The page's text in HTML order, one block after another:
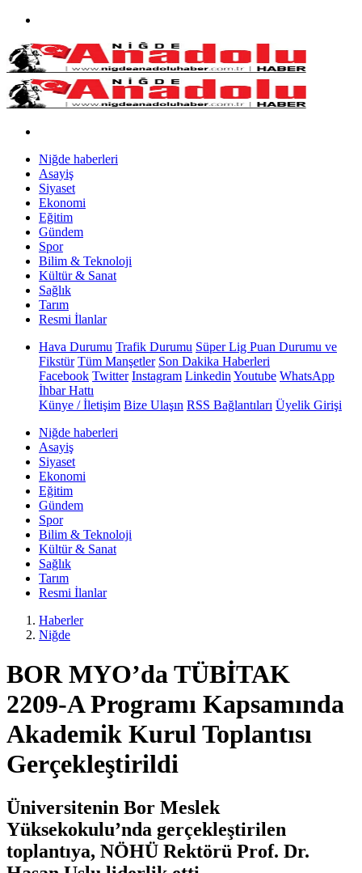
Niğde haberleri
Asayiş
Siyaset
Ekonomi
Eğitim
Gündem
Spor
Bilim & Teknoloji
Kültür & Sanat
Sağlık
Tarım
Resmi İlanlar
Hava Durumu Trafik Durumu Süper Lig Puan Durumu ve
Fikstür Tüm Manşetler Son Dakika Haberleri
Facebook Twitter Instagram Linkedin Youtube WhatsApp
İhbar Hattı
Künye / İletişim Bize Ulaşın RSS Bağlantıları Üyelik Girişi
Niğde haberleri
Asayiş
Siyaset
Ekonomi
Eğitim
Gündem
Spor
Bilim & Teknoloji
Kültür & Sanat
Sağlık
Tarım
Resmi İlanlar
Haberler
Niğde
BOR MYO’da TÜBİTAK
2209-A Programı Kapsamında
Akademik Kurul Toplantısı
Gerçekleştirildi
Üniversitenin Bor Meslek
Yüksekokulu’nda gerçekleştirilen
toplantıya, NÖHÜ Rektörü Prof. Dr.